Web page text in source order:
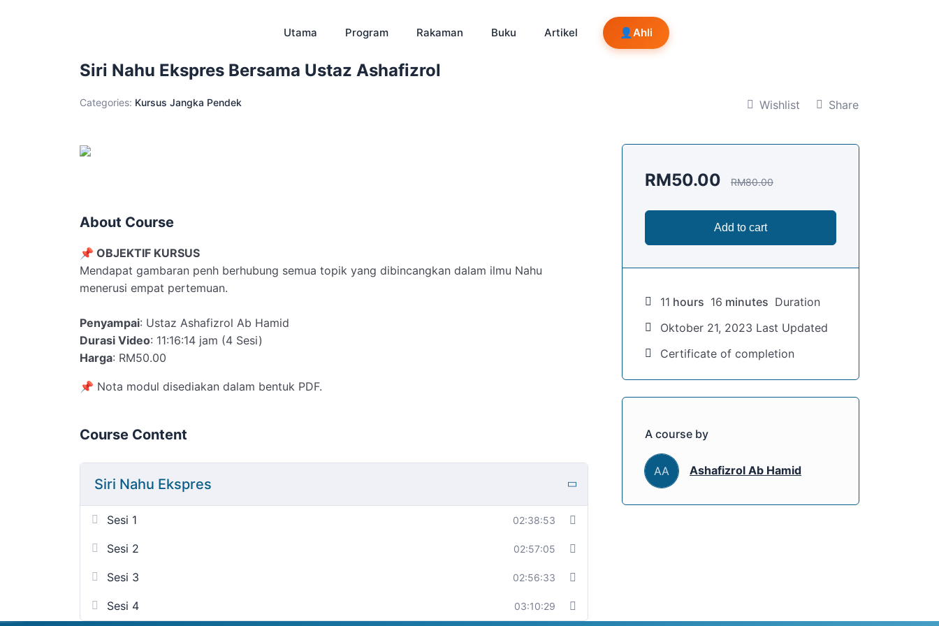
Utama Program Rakaman Buku Artikel 👤 Ahli
Siri Nahu Ekspres Bersama Ustaz Ashafizrol
Categories: Kursus Jangka Pendek Wishlist Share
About Course
📌 OBJEKTIF KURSUS
Mendapat gambaran penh berhubung semua topik yang dibincangkan dalam ilmu Nahu
menerusi empat pertemuan.
Penyampai: Ustaz Ashafizrol Ab Hamid
Durasi Video: 11:16:14 jam (4 Sesi)
Harga: RM50.00
📌 Nota modul disediakan dalam bentuk PDF.
Course Content
Siri Nahu Ekspres
Sesi 1 02:38:53
Sesi 2 02:57:05
Sesi 3 02:56:33
Sesi 4 03:10:29
RM50.00 RM80.00
Add to cart
11 hours 16 minutes Duration
Oktober 21, 2023 Last Updated
Certificate of completion
A course by
AA Ashafizrol Ab Hamid